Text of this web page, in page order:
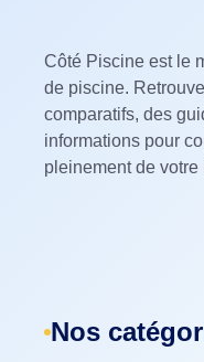
Côté Piscine est le
de piscine.
comparatifs, des
informations pour
pleinement de votre
Nos